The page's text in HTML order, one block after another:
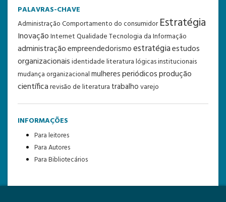
PALAVRAS-CHAVE
AdministraçãoComportamento do consumidor Estratégia
InovaçãoInternetQualidadeTecnologia da Informação
administraçãoempreendedorismoestratégiaestudos
organizacionaisidentidadeliteraturalógicas institucionais
mudança organizacionalmulheresperiódicosprodução
científicarevisão de literatura trabalhovarejo
INFORMAÇÕES
Para leitores
Para Autores
Para Bibliotecários